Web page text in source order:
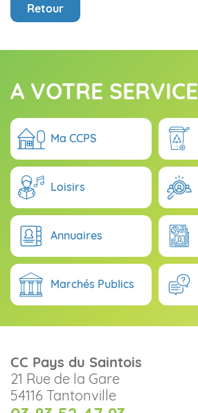
Retour
A VOTRE SERVICE
Ma CCPS
Loisirs
Annuaires
Marchés Publics
CC Pays du Saintois
21 Rue de la Gare
54116 Tantonville